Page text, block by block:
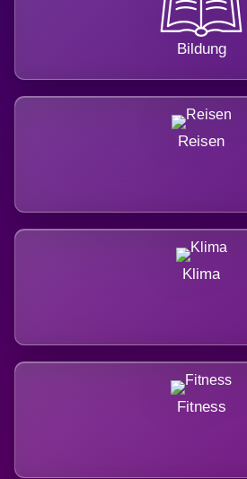
Bildung
Reisen
Klima
Fitness